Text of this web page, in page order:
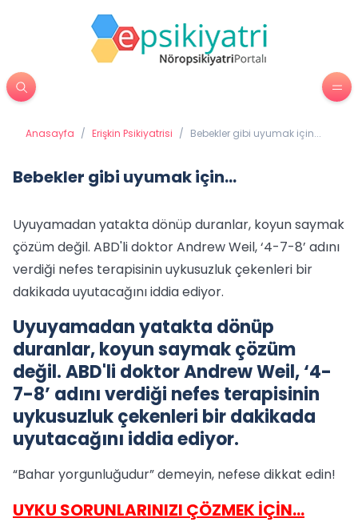
Anasayfa / Erişkin Psikiyatrisi / Bebekler gibi uyumak için...
Bebekler gibi uyumak için...
Uyuyamadan yatakta dönüp duranlar, koyun saymak
çözüm değil. ABD'li doktor Andrew Weil, ‘4-7-8’ adını
verdiği nefes terapisinin uykusuzluk çekenleri bir
dakikada uyutacağını iddia ediyor.
Uyuyamadan yatakta dönüp
duranlar, koyun saymak çözüm
değil. ABD'li doktor Andrew Weil, ‘4-
7-8’ adını verdiği nefes terapisinin
uykusuzluk çekenleri bir dakikada
uyutacağını iddia ediyor.
“Bahar yorgunluğudur” demeyin, nefese dikkat edin!
UYKU SORUNLARINIZI ÇÖZMEK İÇİN...